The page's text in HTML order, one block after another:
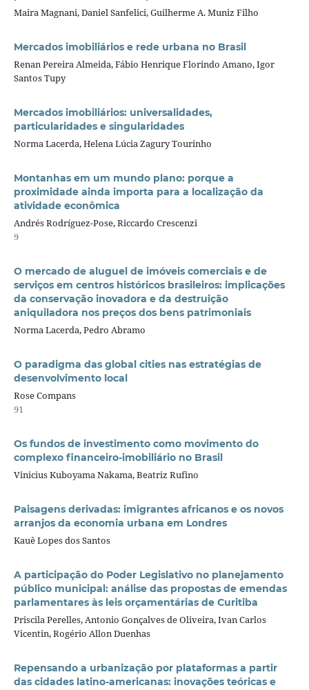
Maira Magnani, Daniel Sanfelici, Guilherme A. Muniz Filho
Mercados imobiliários e rede urbana no Brasil
Renan Pereira Almeida, Fábio Henrique Florindo Amano, Igor
Santos Tupy
Mercados imobiliários: universalidades,
particularidades e singularidades
Norma Lacerda, Helena Lúcia Zagury Tourinho
Montanhas em um mundo plano: porque a
proximidade ainda importa para a localização da
atividade econômica
Andrés Rodríguez-Pose, Riccardo Crescenzi
9
O mercado de aluguel de imóveis comerciais e de
serviços em centros históricos brasileiros: implicações
da conservação inovadora e da destruição
aniquiladora nos preços dos bens patrimoniais
Norma Lacerda, Pedro Abramo
O paradigma das global cities nas estratégias de
desenvolvimento local
Rose Compans
91
Os fundos de investimento como movimento do
complexo financeiro-imobiliário no Brasil
Vinicius Kuboyama Nakama, Beatriz Rufino
Paisagens derivadas: imigrantes africanos e os novos
arranjos da economia urbana em Londres
Kauê Lopes dos Santos
A participação do Poder Legislativo no planejamento
público municipal: análise das propostas de emendas
parlamentares às leis orçamentárias de Curitiba
Priscila Perelles, Antonio Gonçalves de Oliveira, Ivan Carlos
Vicentin, Rogério Allon Duenhas
Repensando a urbanização por plataformas a partir
das cidades latino-americanas: inovações teóricas e